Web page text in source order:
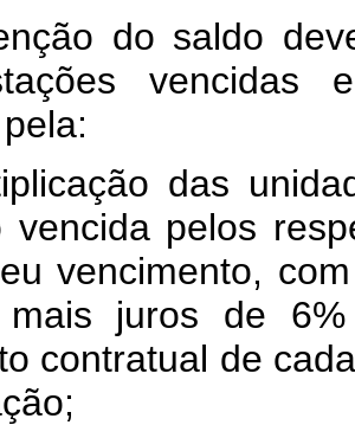
do saldo
vencidas
das
vencida pelos
vencimento,
mais juros de
contratual de